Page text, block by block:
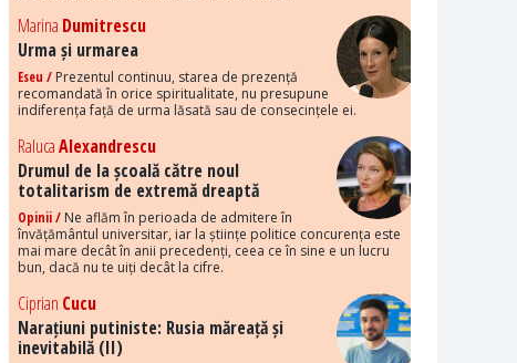
Marina Dumitrescu
Urma și urmarea
Eseu / Prezentul continuu, starea de prezență
recomandată în orice spiritualitate, nu presupune
indiferența față de urma lăsată sau de consecințele ei.
RalucaAlexandrescu
Drumul de la școală către noul
totalitarism de extremă dreaptă
Opinii / Ne aflăm în perioada de admitere în
învățământul universitar, iar la științe politice concurența este
mai mare decât în anii precedenți, ceea ce în sine e un lucru
bun, dacă nu te uiți decât la cifre.
Ciprian Cucu
Narațiuni putiniste: Rusia măreață și
inevitabilă (II)